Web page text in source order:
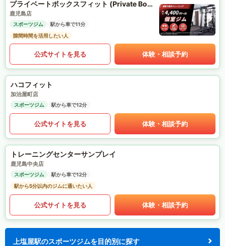
プライベートボックスフィット (Private Box Fit)
鹿児島店
スポーツジム
駅から車で11分
隙間時間を活用したい人
公式サイトを見る 体験・相談予約
ハコフィット
加治屋町店
スポーツジム 駅から車で12分
公式サイトを見る 体験・相談予約
トレーニングセンターサンプレイ
鹿児島中央店
スポーツジム
駅から車で12分
駅から5分以内のジムに通いたい人
公式サイトを見る 体験・相談予約
上塩屋駅のスポーツジムを目的別に探す